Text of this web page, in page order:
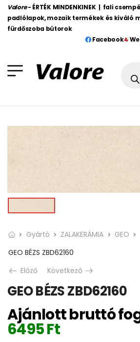
Valore - ÉRTÉK MINDENKINEK | fali
padlólapok, mozaik termékek és kiváló
fürdőszoba bútorok
Facebook
Gyártó ZALAKERÁMIA
GEO
GEO BÉZS ZBD62160
Előző
Következő
GEO BÉZS ZBD62160
Ajánlott bruttó
6495Ft